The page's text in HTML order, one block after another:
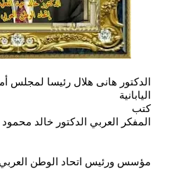
الدكتور هانى هلال رئيسا لمجلس
اليابانية
كتب
المفكر العربي الدكتور خالد محمود
مؤسس ورئيس اتحاد الوطن